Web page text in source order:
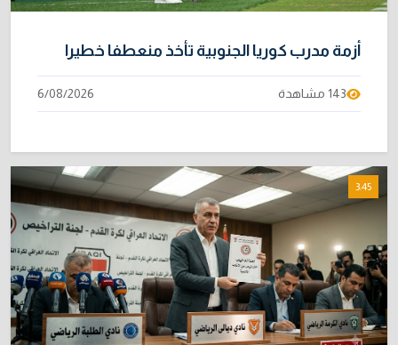
أزمة مدرب كوريا الجنوبية تأخذ منعطفا خطيرا
143 مشاهدة 6/08/2026
3:45